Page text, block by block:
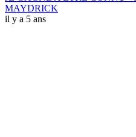
MAYDRICK
il y a 5 ans